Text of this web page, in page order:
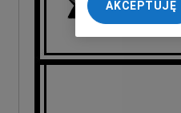
My, nasi Zaufani
dokładnych
Przechowywanie
treści, badnie
AKCEPTUJĘ